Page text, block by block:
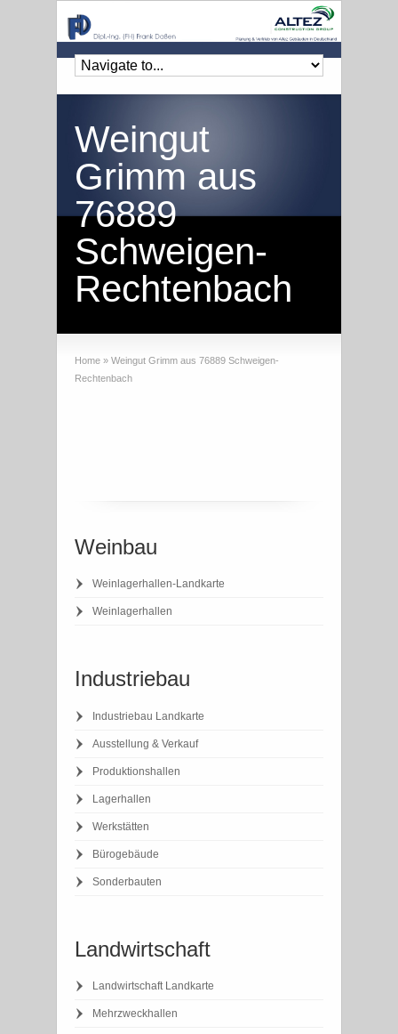
Weingut
Grimm aus
76889
Schweigen-
Rechtenbach
Home » Weingut Grimm aus 76889 Schweigen-
Rechtenbach
Weinbau
Weinlagerhallen-Landkarte
Weinlagerhallen
Industriebau
Industriebau Landkarte
Ausstellung & Verkauf
Produktionshallen
Lagerhallen
Werkstätten
Bürogebäude
Sonderbauten
Landwirtschaft
Landwirtschaft Landkarte
Mehrzweckhallen